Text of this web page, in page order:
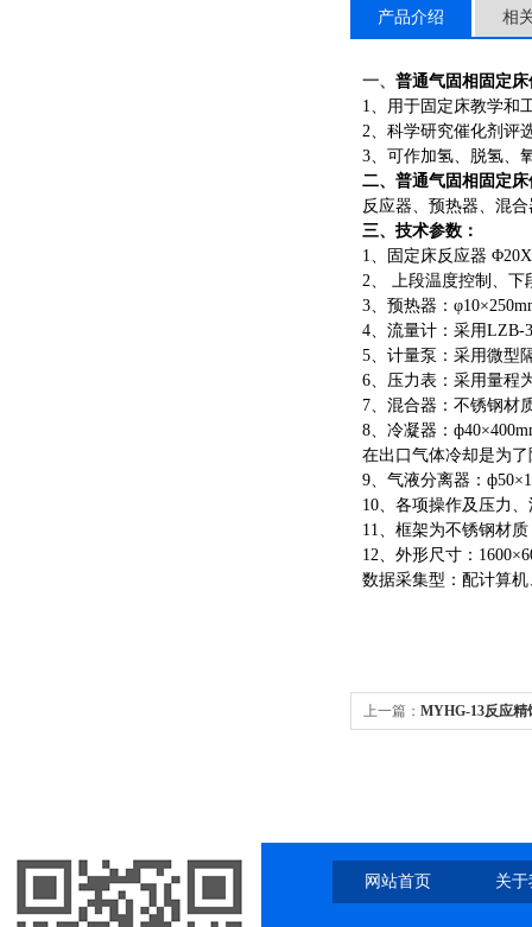
产品介绍 相
一、 普通气固相固定
1、用于固定床教学和
2、科学研究催化剂评
3、可作加氢、脱氢、
二、 普通气固相固定
反应器、预热器、混
三、 技术参数：
1、固定床反应器
2、 上段温度控制、下
3、预热器：
4、流量计：采用LZB-
5、计量泵：采用微型
6、压力表：采用量程
7、混合器：不锈钢材
8、冷凝器：
在出口气体冷却是为
9、气液分离器：
10、各项操作及压力
11、框架为不锈钢材
12、外形尺寸：
数据采集型：配计算
上一篇： MYHG-13反应精
网站首页 关